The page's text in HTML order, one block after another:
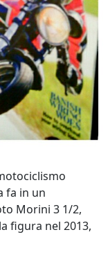
fa in un
Morini 3 1/2,
figura nel 2013,